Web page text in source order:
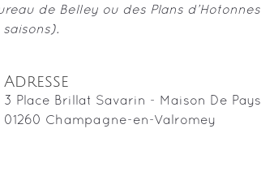
de Belley ou des Plans d’Hotonnes
Adresse
3 Place Brillat Savarin - Maison De Pays
01260 Champagne-en-Valromey